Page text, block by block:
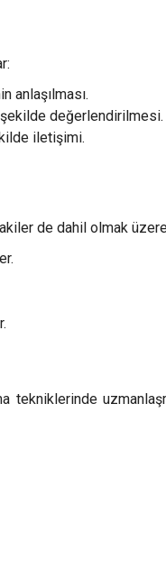
anlaşılması.
değerlendirilmesi.
iletişimi.
de dahil olmak
tekniklerinde